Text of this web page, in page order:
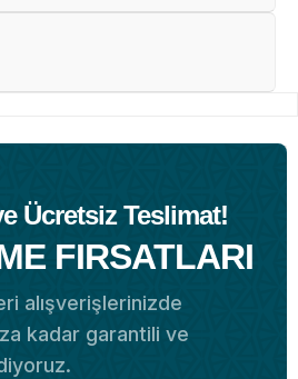
Ücretsiz Teslimat!
FIRSATLARI
alışverişlerinizde
kadar garantili ve